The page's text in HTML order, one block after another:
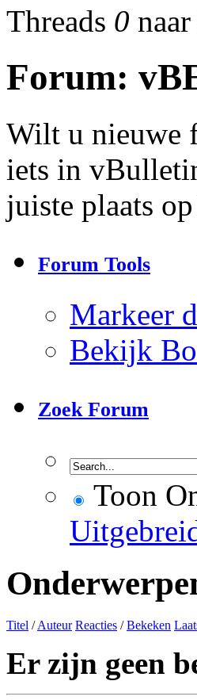
Threads 0 naar
Forum:
Wilt u nieuwe
iets in
juiste plaats
Forum Tools
Markeer
Bekijk
Zoek Forum
Toon
Titel /Auteur Reacties /Bekeken
Er zijn geen